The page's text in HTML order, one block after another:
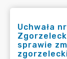
Uchwała
sprawie